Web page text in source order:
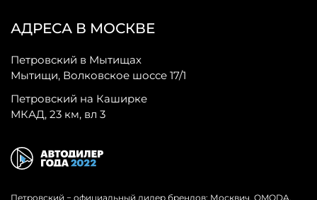
АДРЕСА В МОСКВЕ
Петровский в Мытищах
Мытищи, Волковское шоссе 17/1
Петровский на Каширке
МКАД, 23 км, вл 3
Петровский − официальный дилер брендов: Москвич, OMODA,